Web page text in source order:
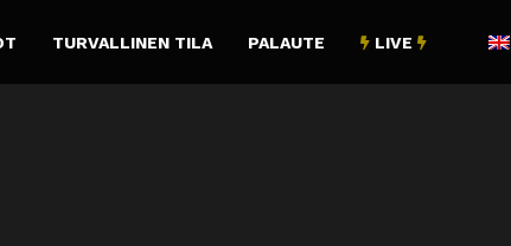
TURVALLINEN TILA PALAUTE  LIVE 